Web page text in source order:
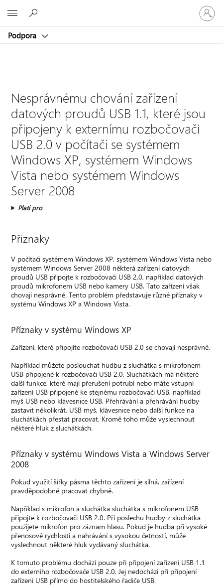
Podpora
Přihlaste
se
ke
účtu
Nesprávnému chování zařízení
datových proudů USB 1.1, které jsou
připojeny k externímu rozbočovači
USB 2.0 v počítači se systémem
Windows XP, systémem Windows
Vista nebo systémem Windows
Server 2008
Platí pro
Příznaky
V počítači systémem Windows XP, systémem Windows Vista nebo
systémem Windows Server 2008 některá zařízení datových
proudů USB připojte k rozbočovači USB 2.0, například datových
proudů mikrofonem USB nebo kamery USB. Tato zařízení však
chovají nesprávně. Tento problém představuje různé příznaky v
systému Windows XP a Windows Vista.
Příznaky v systému Windows XP
Zařízení, které připojíte rozbočovači USB 2.0 se chovají nesprávně.
Například můžete poslouchat hudbu z sluchátka s mikrofonem
USB připojené k rozbočovači USB 2.0. Sluchátkách má některé
další funkce, které mají přerušení potrubí nebo máte vstupní
zařízení USB připojené ke stejnému rozbočovači USB, například
myš USB nebo klávesnice USB. Přehrávání a přehrávání hudby
zastavit několikrát, USB myš, klávesnice nebo další funkce na
sluchátkách přestat pracovat. Kromě toho může vyslechnout
některé hluk z sluchátkách.
Příznaky v systému Windows Vista a Windows Server
2008
Pokud využití šířky pásma těchto zařízení je silná, zařízení
pravděpodobně pracovat chybně.
Například s mikrofon a sluchátka sluchátka s mikrofonem USB
připojte k rozbočovači USB 2.0. Při poslechu hudby z sluchátka
použijete mikrofon pro záznam hlasu. Pokud je hudba při vysoké
přenosové rychlosti a nahrávání s vysokou četností, může
vyslechnout některé hluk vydávaný sluchátka.
K tomuto problému dochází pouze při připojení zařízení USB 1.1
do externího rozbočovače USB 2.0. Jej nedochází při připojení
zařízení USB přímo do hostitelského řadiče USB.